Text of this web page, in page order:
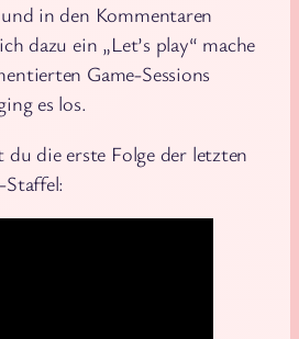
in den Kommentaren
dazu ein „Let’s play“ mache
Game-Sessions
es los.
du die erste Folge der letzten